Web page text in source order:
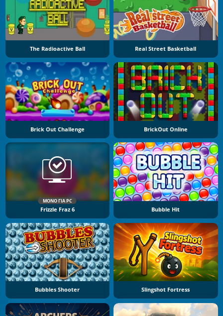
The Radioactive Ball Real Street Basketball
Brick Out Challenge BrickOut Online
ΜΌΝΟ ΓΙΑ PC
Frizzle Fraz 6 Bubble Hit
Bubbles Shooter Slingshot Fortress